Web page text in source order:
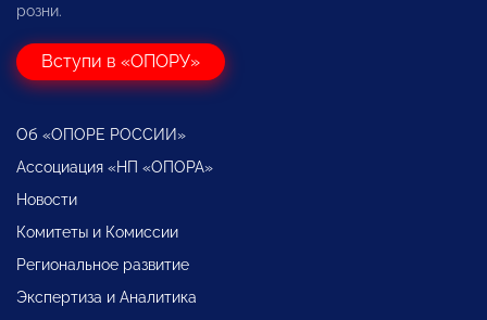
розни.
Вступи в «ОПОРУ»
Об «ОПОРЕ РОССИИ»
Ассоциация «НП «ОПОРА»
Новости
Комитеты и Комиссии
Региональное развитие
Экспертиза и Аналитика